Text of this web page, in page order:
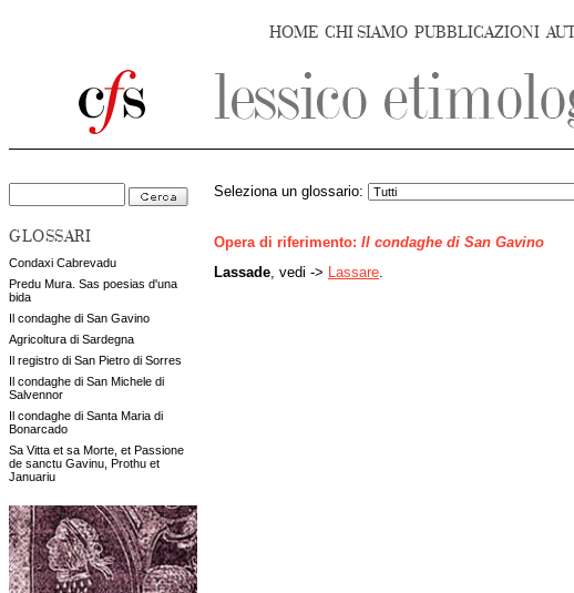
HOME CHI SIAMO PUBBLICAZIONI
GLOSSARI
Condaxi Cabrevadu
Predu Mura. Sas poesias d'una
bida
Il condaghe di San Gavino
Agricoltura di Sardegna
Il registro di San Pietro di Sorres
Il condaghe di San Michele di
Salvennor
Il condaghe di Santa Maria di
Bonarcado
Sa Vitta et sa Morte, et Passione
de sanctu Gavinu, Prothu et
Januariu
Seleziona un glossario:
Opera di riferimento: Il condaghe di San Gavino
Lassade , vedi -> Lassare